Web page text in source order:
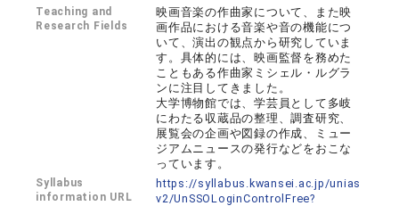
Teaching and
Research Fields
映画音楽の作曲家について、また映
画作品における音楽や音の機能につ
いて、演出の観点から研究していま
す。具体的には、映画監督を務めた
こともある作曲家ミシェル・ルグラ
ンに注目してきました。
大学博物館では、学芸員として多岐
にわたる収蔵品の整理、調査研究、
展覧会の企画や図録の作成、ミュー
ジアムニュースの発行などをおこな
っています。
Syllabus
information URL
https://syllabus.kwansei.ac.jp/unias
v2/UnSSOLoginControlFree?